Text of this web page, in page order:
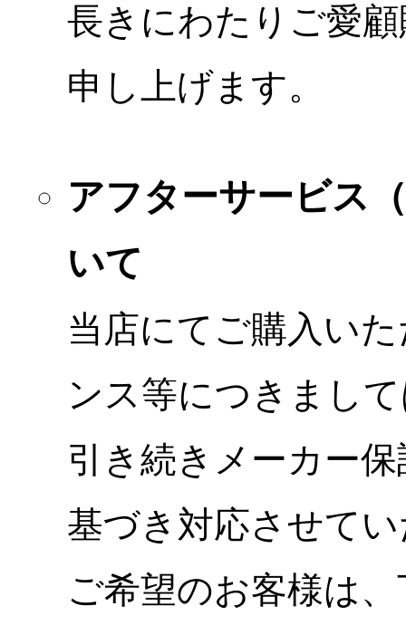
長きにわたりご愛
申し上げます。
アフターサービス
いて
当店にてご購入い
ンス等につきまし
引き続きメーカー
基づき対応させて
ご希望のお客様は